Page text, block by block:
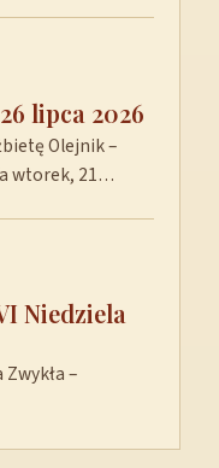
lipca 2026
Olejnik –
wtorek, 21…
Niedziela
–